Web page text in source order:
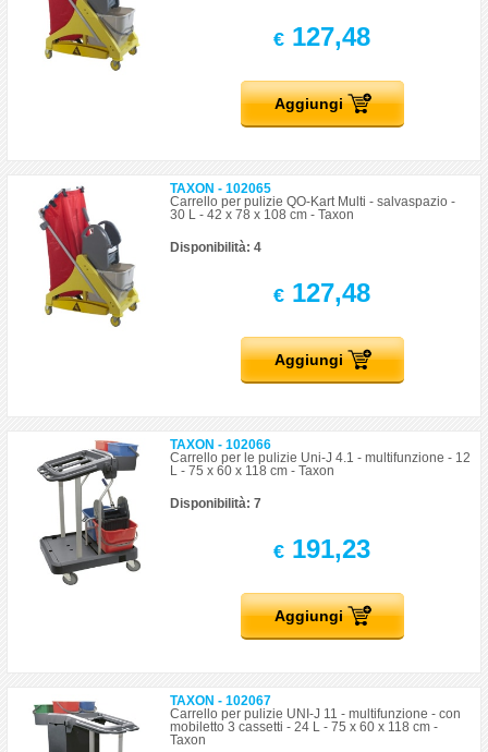
€ 127,48
Aggiungi
TAXON - 102065
Carrello per pulizie QO-Kart Multi - salvaspazio -
30 L - 42 x 78 x 108 cm - Taxon
Disponibilità: 4
€ 127,48
Aggiungi
TAXON - 102066
Carrello per le pulizie Uni-J 4.1 - multifunzione - 12
L - 75 x 60 x 118 cm - Taxon
Disponibilità: 7
€ 191,23
Aggiungi
TAXON - 102067
Carrello per pulizie UNI-J 11 - multifunzione - con
mobiletto 3 cassetti - 24 L - 75 x 60 x 118 cm -
Taxon